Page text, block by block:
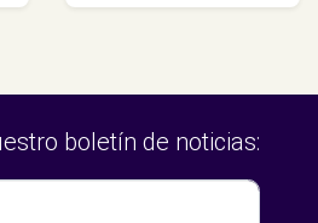
boletín de noticias: